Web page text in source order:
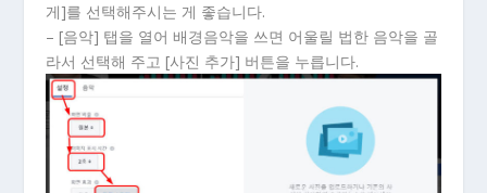
게]를 선택해주시는 게 좋습니다.
– [음악] 탭을 열어 배경음악을 쓰면 어울릴 법한 음악을 골
라서 선택해 주고 [사진 추가] 버튼을 누릅니다.